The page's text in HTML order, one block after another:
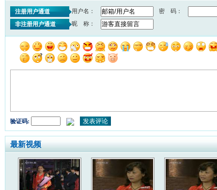
注册用户通道 用户名：
密 码：
非注册用户通道
昵 称：
验证码:
最新视频